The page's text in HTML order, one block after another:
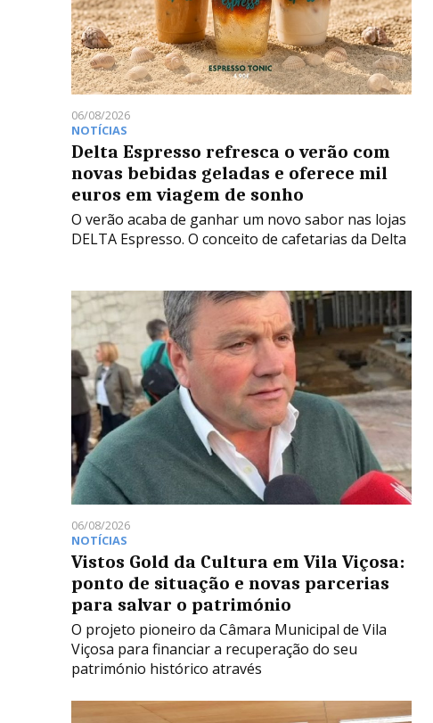
06/08/2026
NOTÍCIAS
Delta Espresso refresca o verão com
novas bebidas geladas e oferece mil
euros em viagem de sonho
O verão acaba de ganhar um novo sabor nas lojas
DELTA Espresso. O conceito de cafetarias da Delta
06/08/2026
NOTÍCIAS
Vistos Gold da Cultura em Vila Viçosa:
ponto de situação e novas parcerias
para salvar o património
O projeto pioneiro da Câmara Municipal de Vila
Viçosa para financiar a recuperação do seu
património histórico através